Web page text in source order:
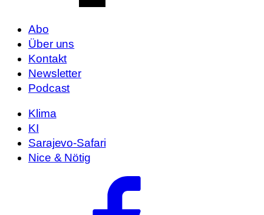
Abo
Über uns
Kontakt
Newsletter
Podcast
Klima
KI
Sarajevo-Safari
Nice & Nötig